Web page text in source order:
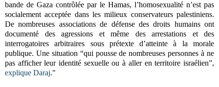
bande de Gaza contrôlée par le Hamas, l’homosexualité n’est pas
socialement acceptée dans les milieux conservateurs palestiniens.
De nombreuses associations de défense des droits humains ont
documenté des agressions et même des arrestations et des
interrogatoires arbitraires sous prétexte d’atteinte à la morale
publique. Une situation “qui pousse de nombreuses personnes à ne
pas afficher leur identité sexuelle ou à aller en territoire israélien”,
explique Daraj."